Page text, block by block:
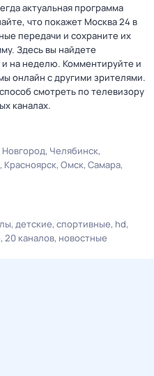
актуальная программа
что покажет Москва 24 в
передачи и сохраните их
Здесь вы найдете
и на неделю. Комментируйте и
онлайн с другими зрителями.
смотреть по телевизору
каналах.
Челябинск
Красноярск Омск Самара
детские спортивные hd
20 каналов новостные